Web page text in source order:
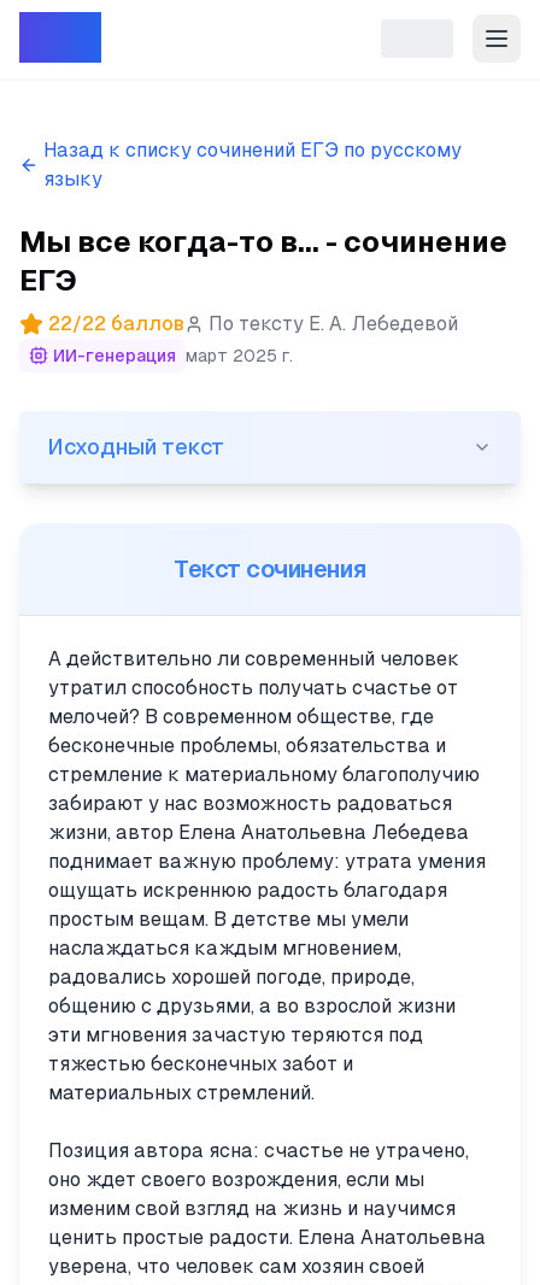
Назад к списку сочинений ЕГЭ по русскому
языку
Мы все когда-то в... - сочинение
ЕГЭ
22/22 баллов По тексту Е. А. Лебедевой
ИИ-генерация март 2025 г.
(1)Мы все когда-то в детстве могли чувствовать
Исходный текст
Текст сочинения
А действительно ли современный человек
утратил способность получать счастье от
мелочей? В современном обществе, где
бесконечные проблемы, обязательства и
стремление к материальному благополучию
забирают у нас возможность радоваться
жизни, автор Елена Анатольевна Лебедева
поднимает важную проблему: утрата умения
ощущать искреннюю радость благодаря
простым вещам. В детстве мы умели
наслаждаться каждым мгновением,
радовались хорошей погоде, природе,
общению с друзьями, а во взрослой жизни
эти мгновения зачастую теряются под
тяжестью бесконечных забот и
материальных стремлений.
Позиция автора ясна: счастье не утрачено,
оно ждет своего возрождения, если мы
изменим свой взгляд на жизнь и научимся
ценить простые радости. Елена Анатольевна
уверена, что человек сам хозяин своей